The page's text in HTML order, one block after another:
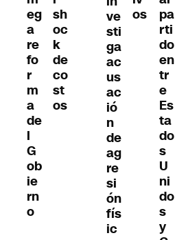
eg
a
re
fo
r
m
a
de
l
G
ob
ie
rn
o
sh
oc
k
de
co
st
os
ve
sti
ga
ac
us
ac
ió
n
de
ag
re
si
ón
fís
ic
os
pa
rti
do
en
tr
e
Es
ta
do
s
U
ni
do
s
y